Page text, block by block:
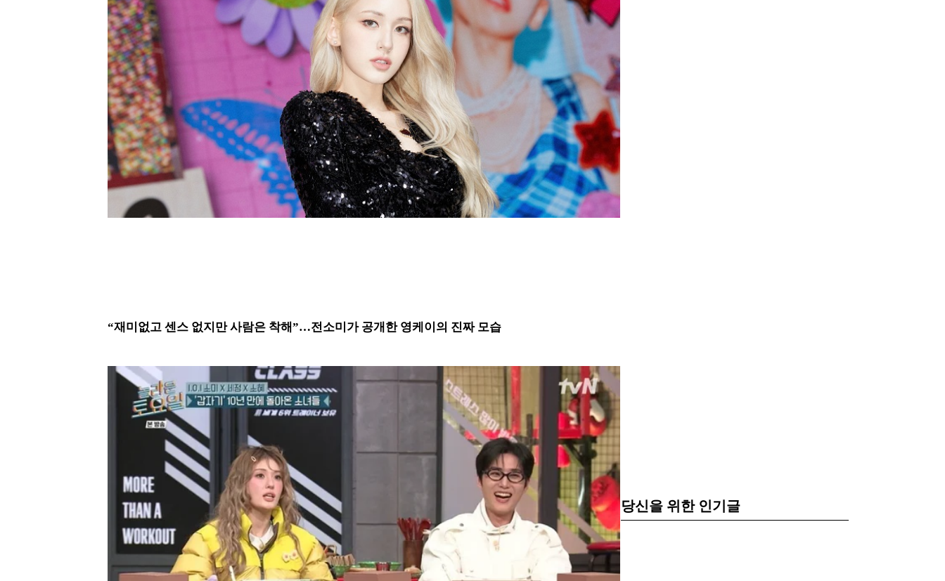
“재미없고 센스 없지만 사람은 착해”…전소미가 공개한 영케이의 진짜 모습